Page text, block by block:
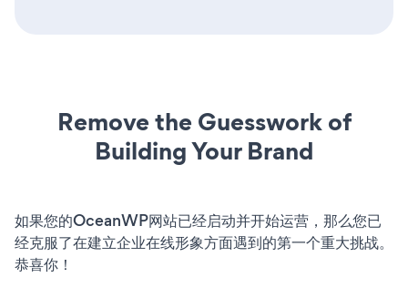
Remove the Guesswork of
Building Your Brand
如果您的OceanWP网站已经启动并开始运营，那么您已
经克服了在建立企业在线形象方面遇到的第一个重大挑战。
恭喜你！